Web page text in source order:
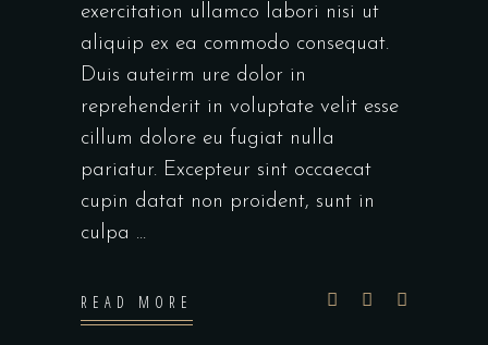
exercitation ullamco labori nisi ut
aliquip ex ea commodo consequat.
Duis auteirm ure dolor in
reprehenderit in voluptate velit esse
cillum dolore eu fugiat nulla
pariatur. Excepteur sint occaecat
cupin datat non proident, sunt in
culpa
READ MORE